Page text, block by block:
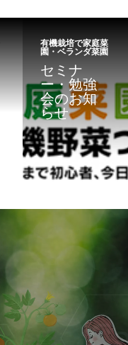
有機栽培で家庭菜
園・ベランダ菜園
セミナ
ー・勉強
会のお知
らせ